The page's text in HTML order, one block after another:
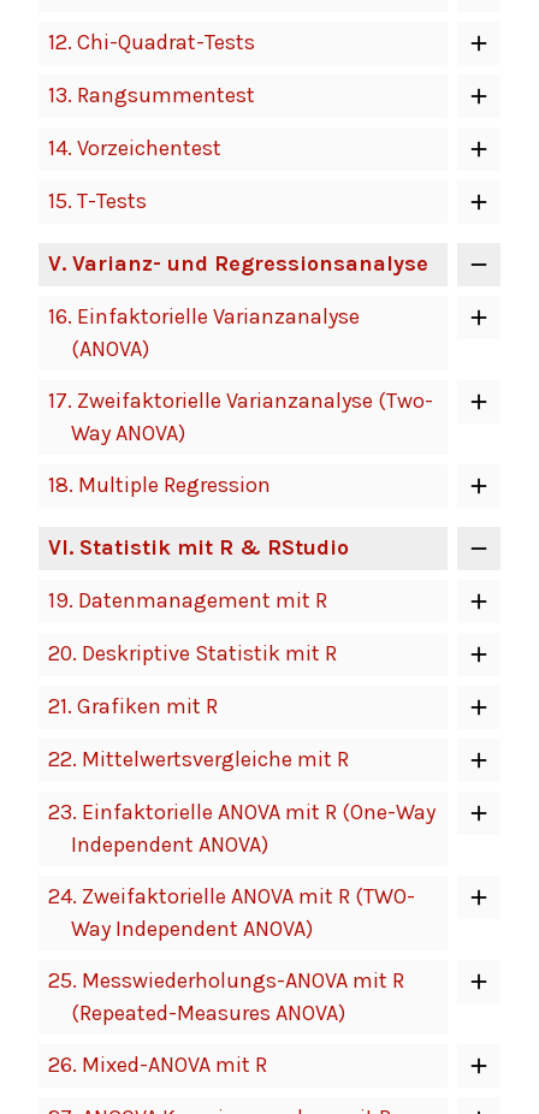
12. Chi-Quadrat-Tests
13. Rangsummentest
14. Vorzeichentest
15. T-Tests
V. Varianz- und Regressionsanalyse
16. Einfaktorielle Varianzanalyse
(ANOVA)
17. Zweifaktorielle Varianzanalyse (Two-
Way ANOVA)
18. Multiple Regression
VI. Statistik mit R & RStudio
19. Datenmanagement mit R
20. Deskriptive Statistik mit R
21. Grafiken mit R
22. Mittelwertsvergleiche mit R
23. Einfaktorielle ANOVA mit R (One-Way
Independent ANOVA)
24. Zweifaktorielle ANOVA mit R (TWO-
Way Independent ANOVA)
25. Messwiederholungs-ANOVA mit R
(Repeated-Measures ANOVA)
26. Mixed-ANOVA mit R